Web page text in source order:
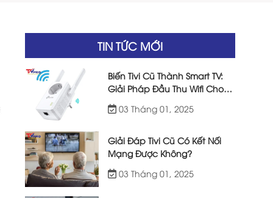
TIN TỨC MỚI
Biến Tivi Cũ Thành Smart TV:
Giải Pháp Đầu Thu Wifi Cho
Tivi Đời Cũ Hiệu Quả
03 Tháng 01, 2025
Giải Đáp Tivi Cũ Có Kết Nối
Mạng Được Không?
03 Tháng 01, 2025